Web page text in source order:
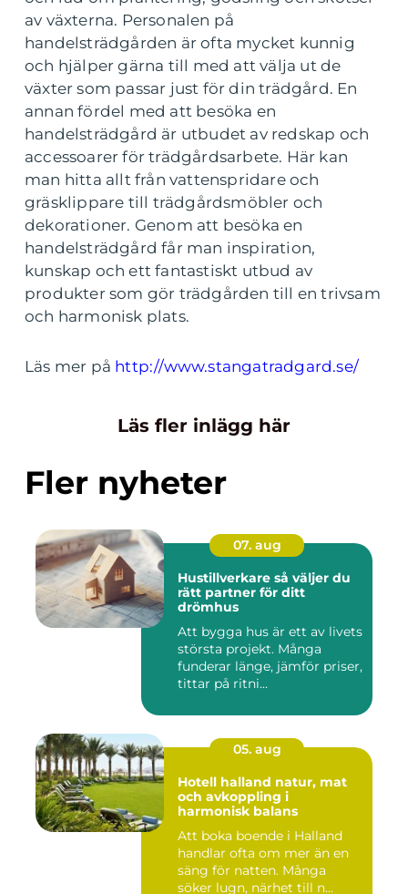
av växterna. Personalen på
handelsträdgården är ofta mycket kunnig
och hjälper gärna till med att välja ut de
växter som passar just för din trädgård. En
annan fördel med att besöka en
handelsträdgård är utbudet av redskap och
accessoarer för trädgårdsarbete. Här kan
man hitta allt från vattenspridare och
gräsklippare till trädgårdsmöbler och
dekorationer. Genom att besöka en
handelsträdgård får man inspiration,
kunskap och ett fantastiskt utbud av
produkter som gör trädgården till en trivsam
och harmonisk plats.
Läs mer på http://www.stangatradgard.se/
Läs fler inlägg här
Fler nyheter
07. aug
Hustillverkare så väljer du
rätt partner för ditt
drömhus
Att bygga hus är ett av livets
största projekt. Många
funderar länge, jämför priser,
tittar på ritni...
05. aug
Hotell halland natur, mat
och avkoppling i
harmonisk balans
Att boka boende i Halland
handlar ofta om mer än en
säng för natten. Många
söker lugn, närhet till n...